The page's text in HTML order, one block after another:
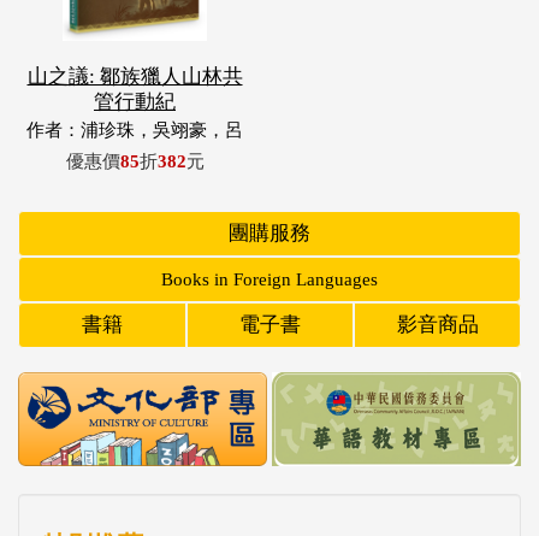
山之議: 鄒族獵人山林共
管行動紀
作者：浦珍珠，吳翊豪，呂
翊齊，張惠東，許玉青，王
優惠價85折382元
團購服務
Books in Foreign Languages
書籍 電子書 影音商品